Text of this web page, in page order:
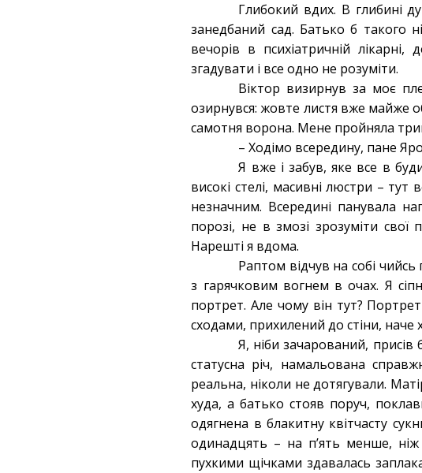
Глибокий вдих. В глибині
занедбаний сад. Батько б такого
вечорів в психіатричній
згадувати і все одно не розуміти.
Віктор визирнув за моє
озирнувся: жовте листя вже майже
самотня ворона. Мене пройняла
– Ходімо всередину, пане
Я вже і забув, яке все в
високі стелі, масивні люстри – тут
незначним. Всередині панувала
порозі, не в змозі зрозуміти
Нарешті я вдома.
Раптом відчув на собі чийсь
з гарячковим вогнем в очах. Я
портрет. Але чому він тут? Портрет
сходами, прихилений до стіни,
Я, ніби зачарований,
статусна річ, намальована
реальна, ніколи не дотягували.
худа, а батько стояв поруч,
одягнена в блакитну квітчасту
одинадцять – на п’ять менше,
пухкими щічками здавалась